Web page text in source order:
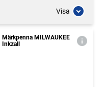
Visa
Märkpenna MILWAUKEE
Inkzall